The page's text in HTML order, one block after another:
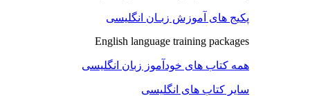
پکیج های آموزش زبـان انگلیسی
English language training packages
همه کتاب های خودآموز زبان انگلیسی
سایر کتاب های انگلیسی